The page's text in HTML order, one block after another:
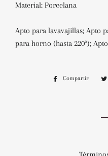
Material: Porcelana
Apto para lavavajillas; Apto
para horno (hasta 220º);
Compartir